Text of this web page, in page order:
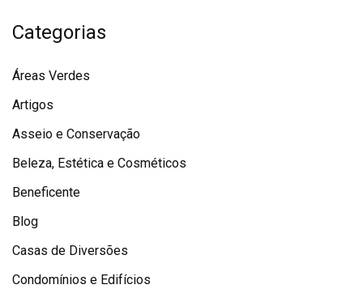
Categorias
Áreas Verdes
Artigos
Asseio e Conservação
Beleza, Estética e Cosméticos
Beneficente
Blog
Casas de Diversões
Condomínios e Edifícios